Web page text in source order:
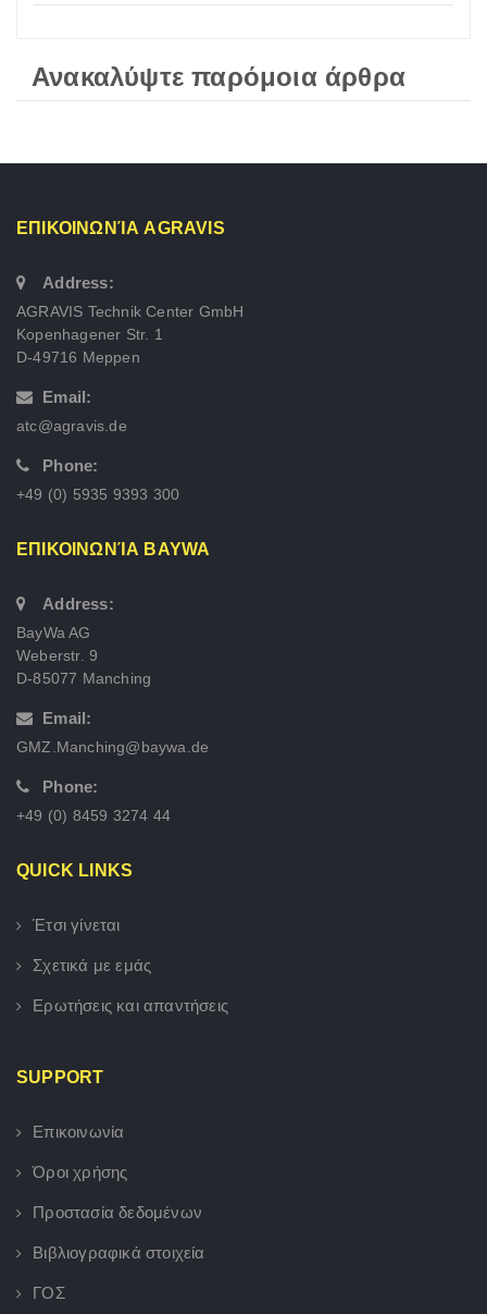
Ανακαλύψτε παρόμοια άρθρα
ΕΠΙΚΟΙΝΩΝΊΑ AGRAVIS
Address:
AGRAVIS Technik Center GmbH
Kopenhagener Str. 1
D-49716 Meppen
Email:
atc@agravis.de
Phone:
+49 (0) 5935 9393 300
ΕΠΙΚΟΙΝΩΝΊΑ BAYWA
Address:
BayWa AG
Weberstr. 9
D-85077 Manching
Email:
GMZ.Manching@baywa.de
Phone:
+49 (0) 8459 3274 44
QUICK LINKS
Έτσι γίνεται
Σχετικά με εμάς
Ερωτήσεις και απαντήσεις
SUPPORT
Επικοινωνία
Όροι χρήσης
Προστασία δεδομένων
Βιβλιογραφικά στοιχεία
ΓΟΣ